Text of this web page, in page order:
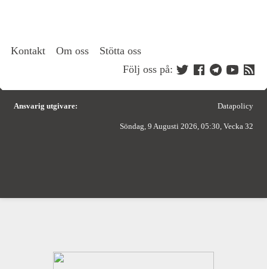
Kontakt Om oss
Stötta oss
Följ oss på:
Ansvarig utgivare: Datapolicy
Söndag, 9 Augusti 2026, 05:30, Vecka 32